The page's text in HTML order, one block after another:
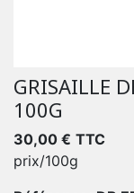
GRISAILLE
100G
30,00 € TTC
prix/100g